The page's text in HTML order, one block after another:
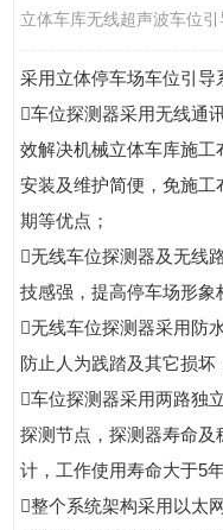
立体车库无线超声波车位引
采用立体停车场车位引导
车位探测器采用无线通
效解决机械立体车库施
安装及维护简便，免施
期等优点；
无线车位探测器及无线
技感强，提高停车场形象
无线车位探测器采用防
防止人为践踏及其它损坏
车位探测器采用两路独
探测节点，探测器寿命
计，工作使用寿命大于5年
整个系统架构采用以太